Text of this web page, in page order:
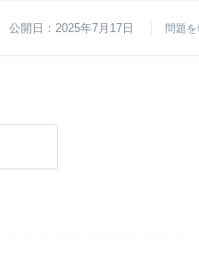
公開日：2025年7月17日 問題